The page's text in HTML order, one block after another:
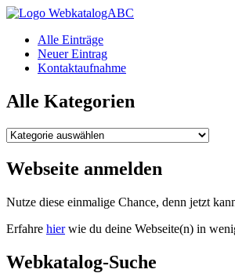
WebkatalogABC
Alle Einträge
Neuer Eintrag
Kontaktaufnahme
Alle Kategorien
Alle
Webseite anmelden
Nutze diese einmalige Chance, denn jetzt
Erfahre hierwie du deine Webseite(n) in
Webkatalog-Suche